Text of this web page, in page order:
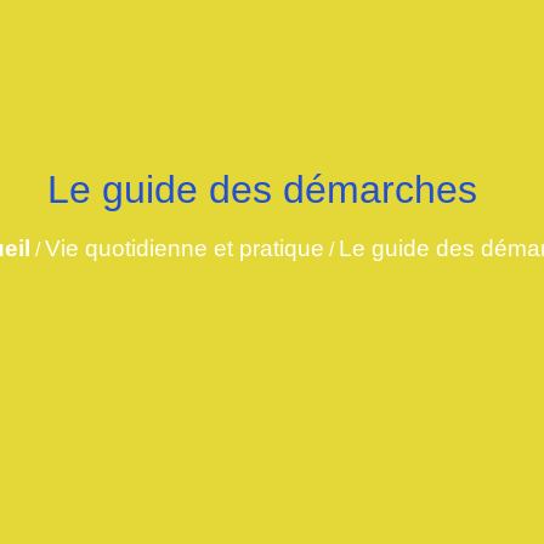
Le guide des démarches
/Vie quotidienne et pratique / Le guide des